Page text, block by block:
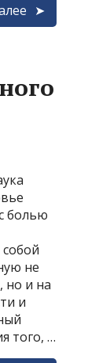
болью
не
но и на
и
того, …